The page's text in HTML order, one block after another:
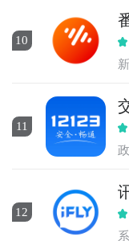
10
11
12